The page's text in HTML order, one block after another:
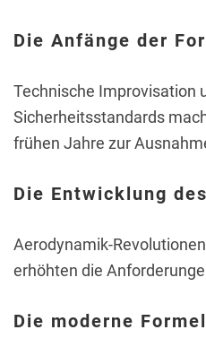
Die Anfänge der
Technische Improvisation
Sicherheitsstandards
frühen Jahre zur
Die Entwicklung
Aerodynamik-
erhöhten die
Die moderne